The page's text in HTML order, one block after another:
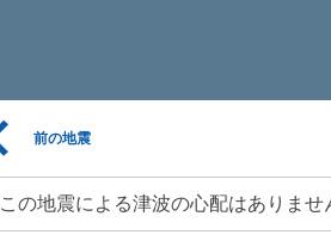
前の地震
この地震による津波の心配はありませ